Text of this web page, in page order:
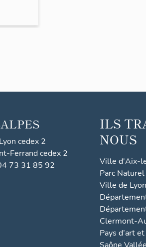
d
cedex 2
Ferrand cedex 2
73 31 85 92
ILS
NOUS
Ville d'Aix-
Parc
Ville de Lyon
Clermont-
Pays d’art